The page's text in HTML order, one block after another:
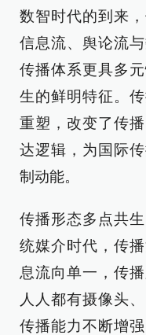
数智时代的到来
信息流、舆论流
传播体系更具多
生的鲜明特征。
重塑，改变了传
达逻辑，为国际
制动能。
传播形态多点共
统媒介时代，传
息流向单一，传
人人都有摄像头
传播能力不断增